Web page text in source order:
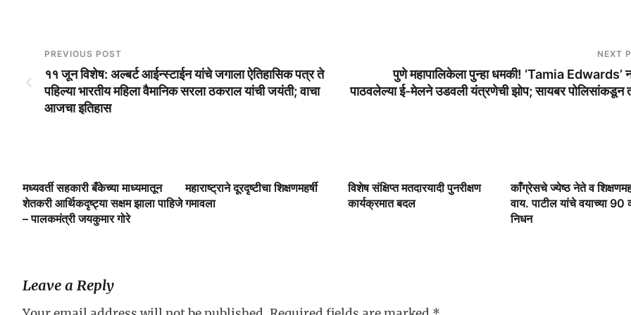
PREVIOUS POST
११ जून विशेष: अल्बर्ट आईन्स्टाईन यांचे जगाला ऐतिहासिक पत्र ते
पहिल्या भारतीय महिला वैमानिक सरला ठकराल यांची जयंती; वाचा
आजचा इतिहास
NEXT
पुणे महापालिकेला पुन्हा धमकी! ‘Tamia Edwards’
पाठवलेल्या ई-मेलने उडवली यंत्रणेची झोप; सायबर पोलिसांकडून
मध्यवर्ती सहकारी बँकेच्या माध्यमातून
शेतकरी आर्थिकदृष्ट्या सक्षम झाला पाहिजे
– पालकमंत्री जयकुमार गोरे
महाराष्ट्राने दूरदृष्टीचा शिक्षणमहर्षी
गमावला
विशेष संक्षिप्त मतदारयादी पुनरीक्षण
कार्यक्रमात बदल
काँग्रेसचे ज्येष्ठ नेते व
वाय. पाटील यांचे वयाच्या 90
निधन
Leave a Reply